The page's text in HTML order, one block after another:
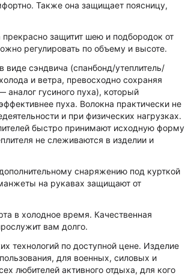
Также она защищает поясницу,
защитит шею и подбородок от
регулировать по объему и высоте.
виде сэндвича (спанбонд/утеплитель/
и ветра, превосходно сохраняя
гусиного пуха), который
пуха. Волокна практически не
и при физических нагрузках.
быстро принимают исходную форму
не слеживаются в изделии и
снаряжению под курткой
на рукавах защищают от
в холодное время. Качественная
вам долго.
технологий по доступной цене. Изделие
для военных, силовых и
любителей активного отдыха, для кого